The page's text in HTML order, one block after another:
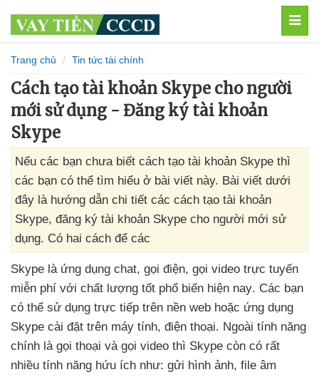
Trang chủ Tin tức tài chính
Cách tạo tài khoản Skype cho người
mới sử dụng - Đăng ký tài khoản
Skype
Nếu các bạn chưa biết cách tạo tài khoản Skype thì
các bạn có thể tìm hiểu ở bài viết này. Bài viết dưới
đây là hướng dẫn chi tiết các cách tạo tài khoản
Skype, đăng ký tài khoản Skype cho người mới sử
dụng. Có hai cách để các
Skype là ứng dụng chat, gọi điện, gọi video trực tuyến
miễn phí với chất lượng tốt phổ biến hiện nay. Các bạn
có thể sử dụng trực tiếp trên nền web hoặc ứng dụng
Skype cài đặt trên máy tính, điện thoại. Ngoài tính năng
chính là gọi thoại và gọi video thì Skype còn có rất
nhiều tính năng hứu ích như: gửi hình ảnh, file âm